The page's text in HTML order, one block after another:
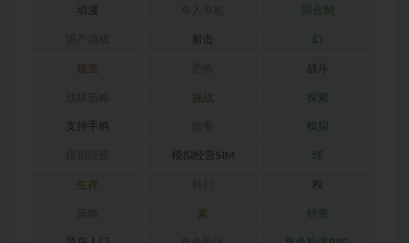
动漫 回合制
射击 幻
建造 战斗
挑战 探索
支持手柄 模拟
模拟经营SIM 球
生存 程
索 经营